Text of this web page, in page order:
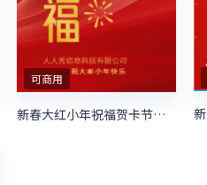
可商用
新春大红小年祝福贺卡节日小年宣传